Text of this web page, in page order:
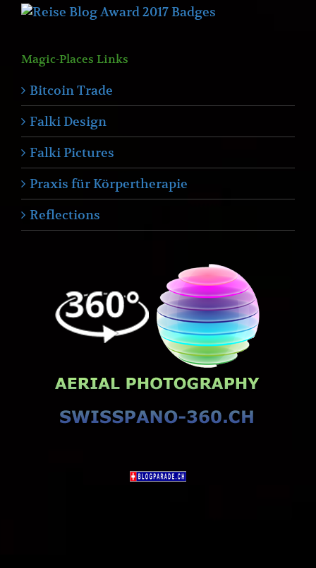
Magic-Places Links
Bitcoin Trade
Falki Design
Falki Pictures
Praxis für Körpertherapie
Reflections